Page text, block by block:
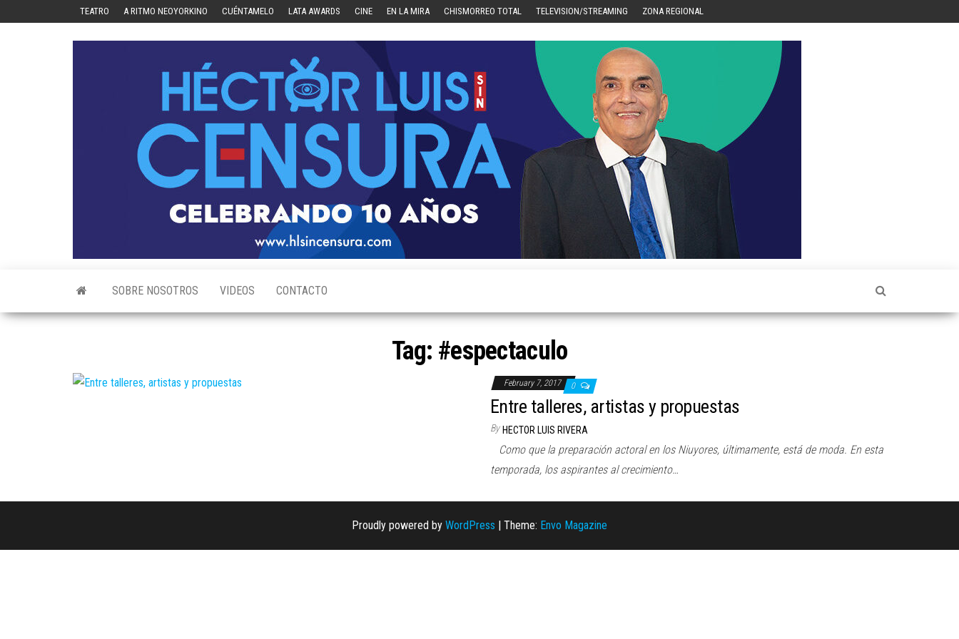
TEATRO A RITMO NEOYORKINO CUÉNTAMELO LATA AWARDS CINE EN LA MIRA CHISMORREO TOTAL TELEVISION/STREAMING ZONA REGIONAL
SOBRE NOSOTROS VIDEOS CONTACTO
Tag: #espectaculo
February 7, 2017 0
Entre talleres, artistas y propuestas
By HECTOR LUIS RIVERA
Como que la preparación actoral en los Niuyores, últimamente, está de moda. En esta
temporada, los aspirantes al crecimiento…
Proudly powered by WordPress | Theme: Envo Magazine